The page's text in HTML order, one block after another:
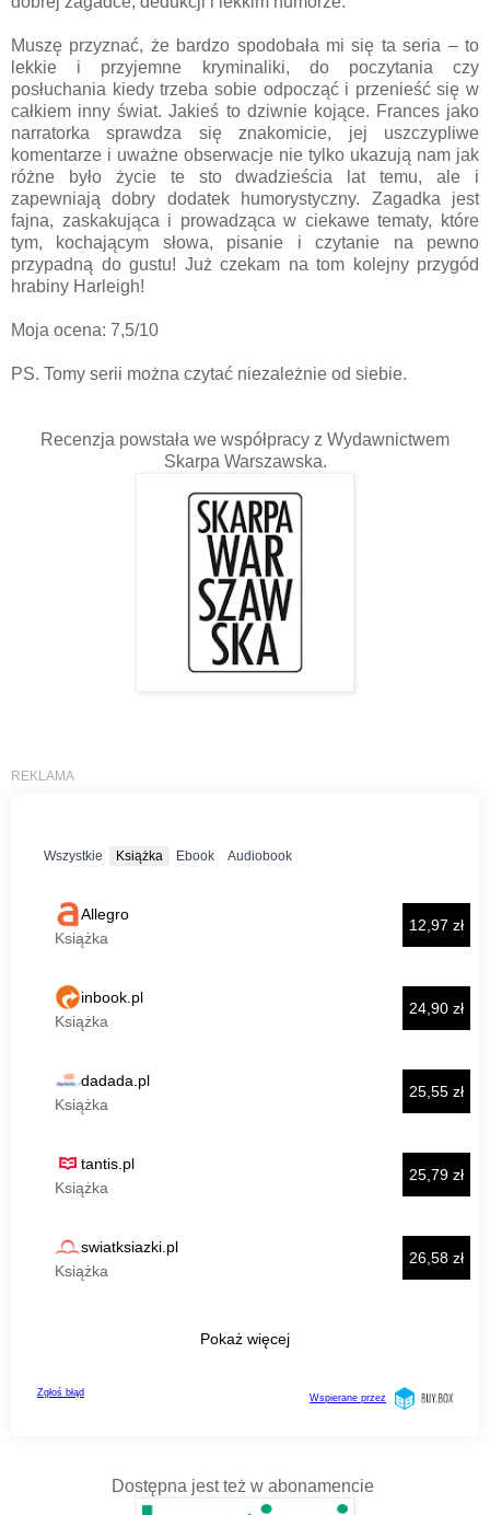
Muszę przyznać, że bardzo spodobała mi się ta seria – to
lekkie i przyjemne kryminaliki, do poczytania czy
posłuchania kiedy trzeba sobie odpocząć i przenieść się w
całkiem inny świat. Jakieś to dziwnie kojące. Frances jako
narratorka sprawdza się znakomicie, jej uszczypliwe
komentarze i uważne obserwacje nie tylko ukazują nam jak
różne było życie te sto dwadzieścia lat temu, ale i
zapewniają dobry dodatek humorystyczny. Zagadka jest
fajna, zaskakująca i prowadząca w ciekawe tematy, które
tym, kochającym słowa, pisanie i czytanie na pewno
przypadną do gustu! Już czekam na tom kolejny przygód
hrabiny Harleigh!
Moja ocena: 7,5/10
PS. Tomy serii można czytać niezależnie od siebie.
Recenzja powstała we współpracy z Wydawnictwem
Skarpa Warszawska.
Dostępna jest też w abonamencie